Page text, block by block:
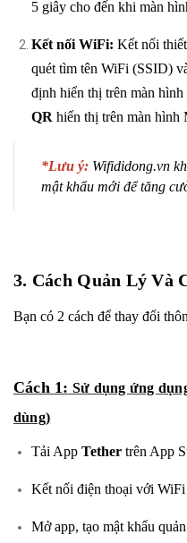
5 giây cho đến khi màn
Kết nối WiFi: Kết nối
quét tìm tên WiFi (SSID)
định hiển thị trên màn
QR hiển thị trên màn hình
*Lưu ý: Wifididong.vn
mật khẩu mới để tăng
3. Cách Quản Lý Và
Bạn có 2 cách để thay đổi
Cách 1: Sử dụng ứng
dùng)
Tải App Tether trên App
Kết nối điện thoại với
Mở app, tạo mật khẩu